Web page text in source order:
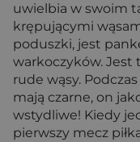
uwielbia w swoim
krępującymi
poduszki, jest
warkoczyków. Jest
rude wąsy.
mają czarne, on
wstydliwe! Kiedy
pierwszy mecz